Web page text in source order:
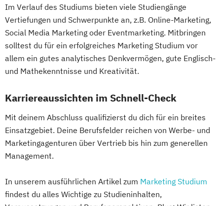
Im Verlauf des Studiums bieten viele Studiengänge
Vertiefungen und Schwerpunkte an, z.B. Online-Marketing,
Social Media Marketing oder Eventmarketing. Mitbringen
solltest du für ein erfolgreiches Marketing Studium vor
allem ein gutes analytisches Denkvermögen, gute Englisch-
und Mathekenntnisse und Kreativität.
Karriereaussichten im Schnell-Check
Mit deinem Abschluss qualifizierst du dich für ein breites
Einsatzgebiet. Deine Berufsfelder reichen von Werbe- und
Marketingagenturen über Vertrieb bis hin zum generellen
Management.
In unserem ausführlichen Artikel zum Marketing Studium
findest du alles Wichtige zu Studieninhalten,